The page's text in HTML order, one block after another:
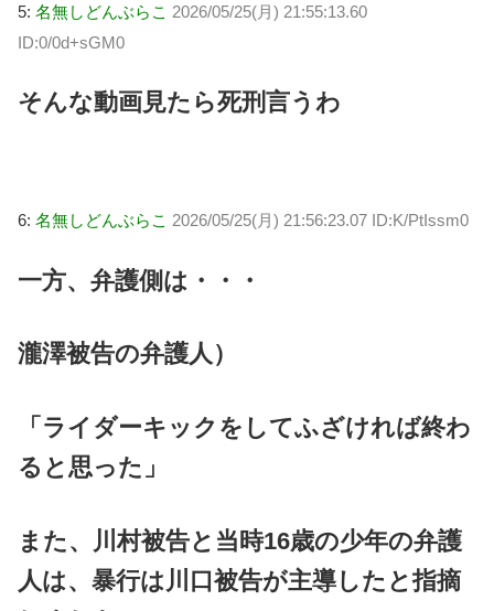
5: 名無しどんぶらこ 2026/05/25(月) 21:55:13.60
ID:0/0d+sGM0
そんな動画見たら死刑言うわ
6: 名無しどんぶらこ 2026/05/25(月) 21:56:23.07 ID:K/PtIssm0
一方、弁護側は・・・
瀧澤被告の弁護人）
「ライダーキックをしてふざければ終わ
ると思った」
また、川村被告と当時16歳の少年の弁護
人は、暴行は川口被告が主導したと指摘